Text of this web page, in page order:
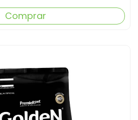
Comprar